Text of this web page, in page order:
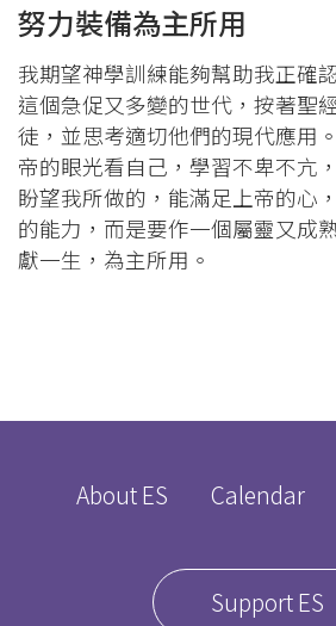
努力裝備為主所用
我期望神學訓練能夠幫助我正確
這個急促又多變的世代，按著聖
徒，並思考適切他們的現代應用
帝的眼光看自己，學習不卑不亢
盼望我所做的，能滿足上帝的心
的能力，而是要作一個屬靈又成
獻一生，為主所用。
About ES Calendar
Support ES